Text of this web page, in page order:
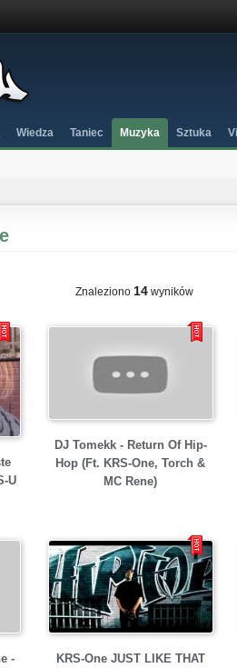
Wiedza Taniec Muzyka Sztuka
Znaleziono 14 wyników
U
DJ Tomekk - Return Of Hip-
Hop (Ft. KRS-One, Torch &
MC Rene)
-
KRS-One JUST LIKE THAT